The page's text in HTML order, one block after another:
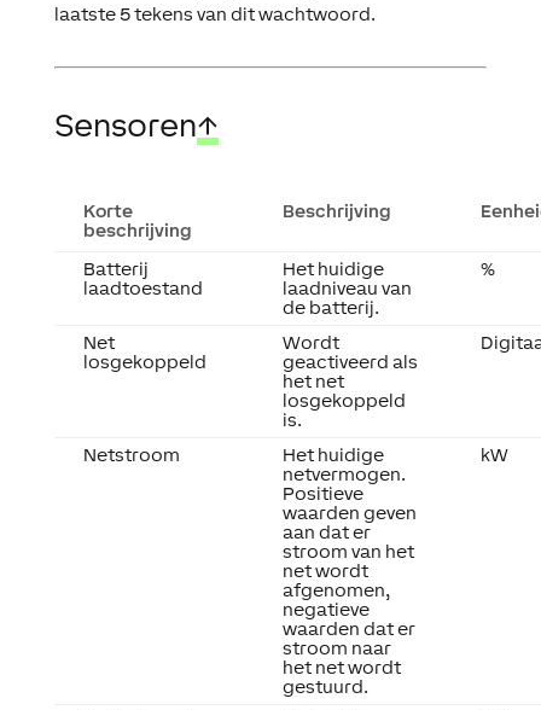
laatste 5 tekens van dit wachtwoord.
Sensoren↑
Korte
beschrijving
Beschrijving
Batterij
laadtoestand
Het huidige
laadniveau van
de batterij.
%
Net
losgekoppeld
Wordt
geactiveerd als
het net
losgekoppeld
is.
Netstroom
Het huidige
netvermogen.
Positieve
waarden geven
aan dat er
stroom van het
net wordt
afgenomen,
negatieve
waarden dat er
stroom naar
het net wordt
gestuurd.
kW